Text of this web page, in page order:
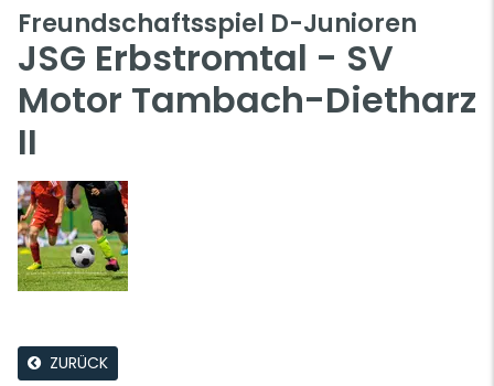
Freundschaftsspiel D-Junioren
JSG Erbstromtal - SV
Motor Tambach-Dietharz
II
ZURÜCK